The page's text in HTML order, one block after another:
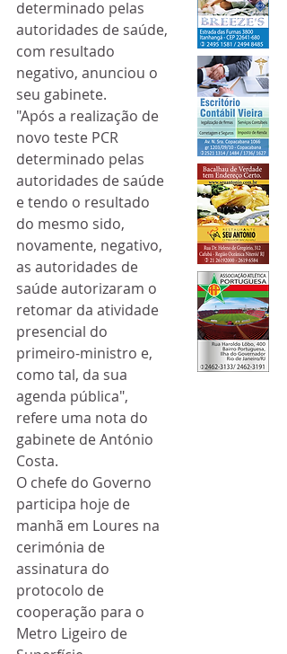
determinado pelas
autoridades de saúde,
com resultado
negativo, anunciou o
seu gabinete.
"Após a realização de
novo teste PCR
determinado pelas
autoridades de saúde
e tendo o resultado
do mesmo sido,
novamente, negativo,
as autoridades de
saúde autorizaram o
retomar da atividade
presencial do
primeiro-ministro e,
como tal, da sua
agenda pública",
refere uma nota do
gabinete de António
Costa.
O chefe do Governo
participa hoje de
manhã em Loures na
cerimónia de
assinatura do
protocolo de
cooperação para o
Metro Ligeiro de